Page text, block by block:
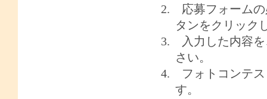
2.
応募フォーム
タンをクリッ
3.
入力した内容
さい。
4.
フォトコンテ
す。